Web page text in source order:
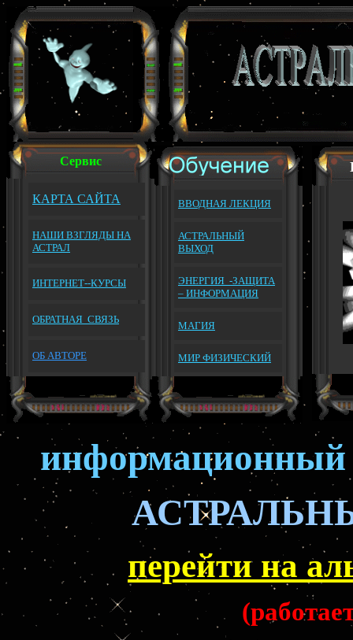
Сервис
КАРТА САЙТА
НАШИ ВЗГЛЯДЫ НА
АСТРАЛ
ИНТЕРНЕТ--КУРСЫ
ОБРАТНАЯ СВЯЗЬ
ОБ АВТОРЕ
ВВОДНАЯ ЛЕКЦИЯ
АСТРАЛЬНЫЙ
ВЫХОД
ЭНЕРГИЯ -ЗАЩИТА
– ИНФОРМАЦИЯ
МАГИЯ
МИР ФИЗИЧЕСКИЙ
информационный
перейти на